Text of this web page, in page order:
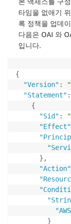
타임을 없애기
록 정책을 업데
다음은 OAI 와
입니다.
{
"Version" :
"Statement" :
{
"Sid" :
"Effect"
} ,
"Action"
}